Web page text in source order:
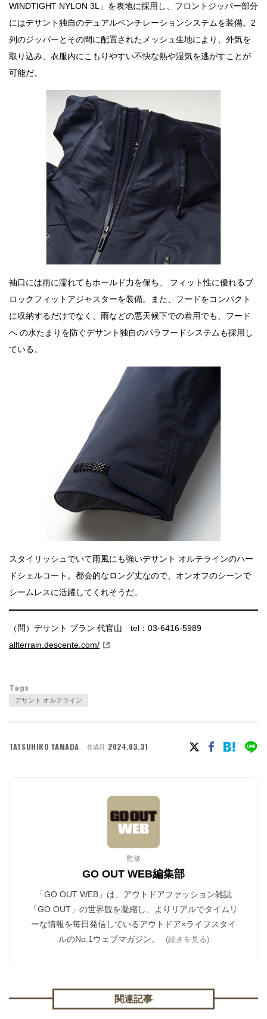
WINDTIGHT NYLON 3L」を表地に採用し、フロントジッパー部分
にはデサント独自のデュアルベンチレーションシステムを装備。2
列のジッパーとその間に配置されたメッシュ生地により、外気を
取り込み、衣服内にこもりやすい不快な熱や湿気を逃がすことが
可能だ。
袖口には雨に濡れてもホールド力を保ち、 フィット性に優れるブ
ロックフィットアジャスターを装備。また、フードをコンパクト
に収納するだけでなく、雨などの悪天候下での着用でも、フード
へ の水たまりを防ぐデサント独自のパラフードシステムも採用し
ている。
スタイリッシュでいて雨風にも強いデサント オルテラインのハー
ドシェルコート。都会的なロング丈なので、オンオフのシーンで
シームレスに活躍してくれそうだ。
（問）デサント ブラン 代官山 tel：03-6416-5989
allterrain.descente.com/
Tags
デサント オルテライン
TATSUHIRO YAMADA 作成日 2024.03.31
監修
GO OUT WEB編集部
「GO OUT WEB」は、アウトドアファッション雑誌
「GO OUT」の世界観を凝縮し、よりリアルでタイムリ
ーな情報を毎日発信しているアウトドア×ライフスタイ
ルのNo.1ウェブマガジン。
(続きを見る)
関連記事